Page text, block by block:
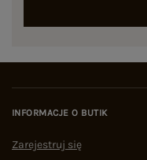
INFORMACJE O BUTIK
Zarejestruj się